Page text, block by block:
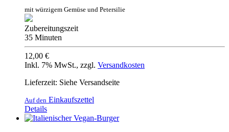
mit würzigem Gemüse und Petersilie
Zubereitungszeit
35 Minuten
12,00 €
Inkl. 7% MwSt., zzgl. Versandkosten
Lieferzeit: Siehe Versandseite
Auf den Einkaufszettel
Details